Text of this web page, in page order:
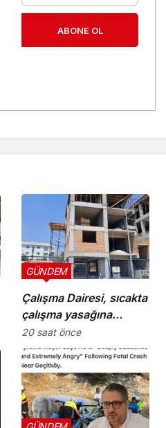
ABONE OL
Çalışma Dairesi, sıcakta
çalışma yasağına
uymayan 19 iş yerine
uyarı verdi
GÜNDEM
20 saat önce